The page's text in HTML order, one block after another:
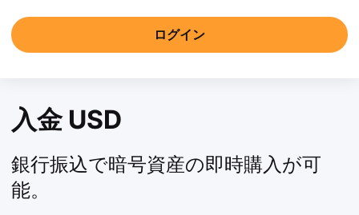
入金 USD
銀行振込で暗号資産の即時購入が可
能。
ログイン